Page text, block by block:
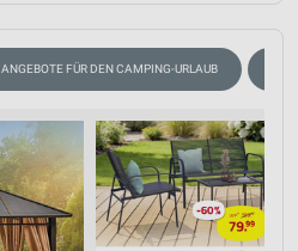
ANGEBOTE FÜR DEN CAMPING-URLAUB